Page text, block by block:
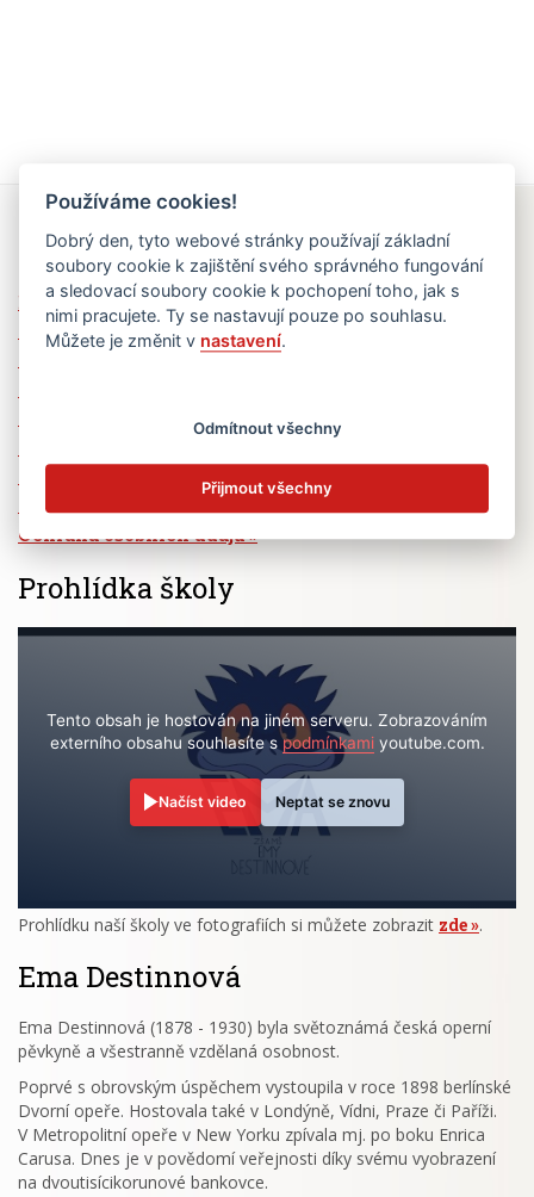
Rychlé odkazy
Elektronická žákovská knížka
Jídelní lístek
Volná pracovní místa
Zřizovatel školy (MČ Praha 6)
Ochrana osobních údajů
Prohlídka školy
Tento obsah je hostován na jiném serveru. Zobrazováním
externího obsahu souhlasíte spodmínkamiyoutube.com.
Načíst video Neptat se znovu
Prohlídku naší školy ve fotografiích si můžete zobrazit zde .
Ema Destinnová
Ema Destinnová (1878 - 1930) byla světoznámá česká operní
pěvkyně a všestranně vzdělaná osobnost.
Poprvé s obrovským úspěchem vystoupila v roce 1898 berlínské
Dvorní opeře. Hostovala také v Londýně, Vídni, Praze či Paříži.
V Metropolitní opeře v New Yorku zpívala mj. po boku Enrica
Carusa. Dnes je v povědomí veřejnosti díky svému vyobrazení
na dvoutisícikorunové bankovce.
Používáme cookies!
Dobrý den, tyto webové stránky používají základní
soubory cookie k zajištění svého správného fungování
a sledovací soubory cookie k pochopení toho, jak s
nimi pracujete. Ty se nastavují pouze po souhlasu.
Můžete je změnit v nastavení.
Odmítnout všechny
Přijmout všechny